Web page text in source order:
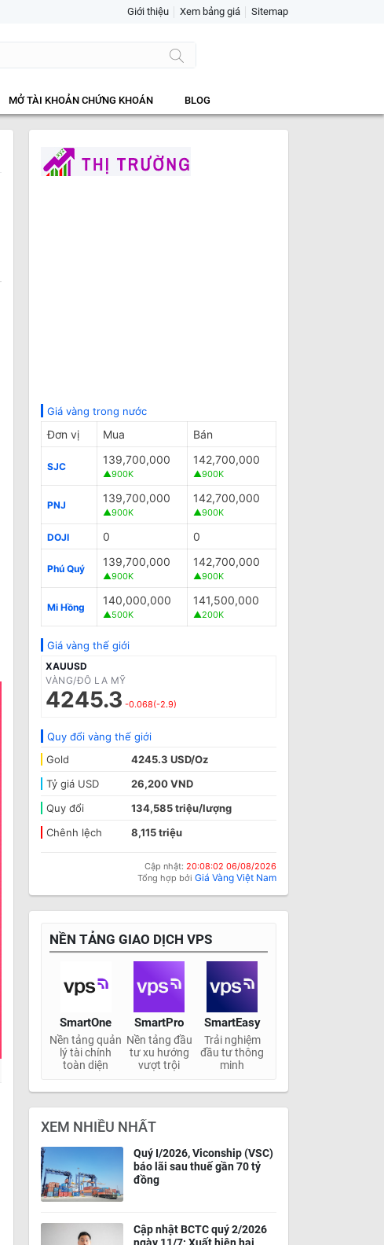
Giới thiệu Xem bảng giá Sitemap
MỞ TÀI KHOẢN CHỨNG KHOÁN BLOG
Giá vàng trong nước
Đơn vị Mua Bán
SJC
139,700,000
▲900K
142,700,000
▲900K
PNJ
139,700,000
▲900K
142,700,000
▲900K
DOJI 0 0
Phú Quý
139,700,000
▲900K
142,700,000
▲900K
Mi Hồng
140,000,000
▲500K
141,500,000
▲200K
Giá vàng thế giới
XAUUSD
VÀNG/ĐÔ LA MỸ
4245.3 -0.068(-2.9)
Quy đổi vàng thế giới
Gold
4245.3 USD/Oz
Tỷ giá USD
26,200 VND
Quy đổi
134,585 triệu/lượng
Chênh lệch
8,115 triệu
Cập nhật: 20:08:02 06/08/2026
Tổng hợp bởi Giá Vàng Việt Nam
NỀN TẢNG GIAO DỊCH VPS
SmartOne SmartPro SmartEasy
Nền tảng quản
lý tài chính
toàn diện
Nền tảng đầu
tư xu hướng
vượt trội
Trải nghiệm
đầu tư thông
minh
XEM NHIỀU NHẤT
Quý I/2026, Viconship (VSC)
báo lãi sau thuế gần 70 tỷ
đồng
Cập nhật BCTC quý 2/2026